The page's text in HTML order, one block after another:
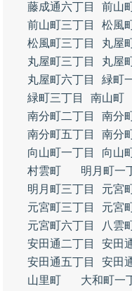
藤成通六丁目
前山
前山町三丁目
松風
松風町三丁目
丸屋
丸屋町三丁目
丸屋
丸屋町六丁目
緑町
緑町三丁目
南山町
南分町二丁目
南分
南分町五丁目
南分
向山町一丁目
向山
村雲町
明月町一
明月町三丁目
元宮
元宮町三丁目
元宮
元宮町六丁目
八雲
安田通二丁目
安田
安田通五丁目
安田
山里町
大和町一